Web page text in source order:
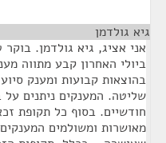
גיא גולדמן
אני אציג, גיא גולדמן.
ביולי האחרון קבע מתווה
בהוצאות קבועות ומענק
שליטה. המענקים ניתנים
חודשיים. בסוף כל תקופת
מאושרות ומשולמים